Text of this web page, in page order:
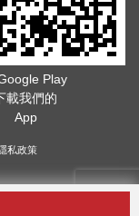
Play
載我們的
App
私政策